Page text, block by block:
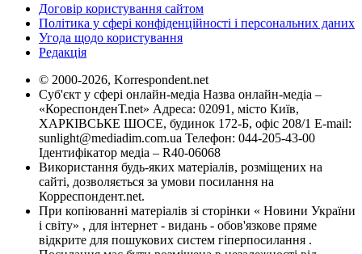
Договір користування сайтом
Політика у сфері конфіденційності і персональних даних
Угода щодо користування
Редакція
© 2000-2026, Korrespondent.net
Суб'єкт у сфері онлайн-медіа Назва онлайн-медіа –
«КореспонденТ.net» Адреса: 02091, місто Київ,
ХАРКІВСЬКЕ ШОСЕ, будинок 172-Б, офіс 208/1 E-mail:
sunlight@mediadim.com.ua Телефон: 044-205-43-00
Ідентифікатор медіа – R40-06068
Використання будь-яких матеріалів, розміщених на
сайті, дозволяється за умови посилання на
Корреспондент.net.
При копіюванні матеріалів зі сторінки « Новини України
і світу» , для інтернет - видань - обов'язкове пряме
відкрите для пошукових систем гіперпосилання .